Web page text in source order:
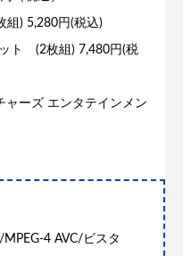
) 5,280円(税込)
ット (2枚組) 7,480円(税
ャーズ エンタテインメン
4 AVC/ビスタ